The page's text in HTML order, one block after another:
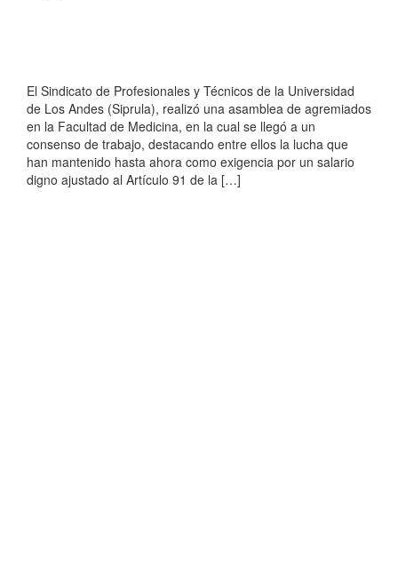
El Sindicato de Profesionales y Técnicos de la Universidad
de Los Andes (Siprula), realizó una asamblea de agremiados
en la Facultad de Medicina, en la cual se llegó a un
consenso de trabajo, destacando entre ellos la lucha que
han mantenido hasta ahora como exigencia por un salario
digno ajustado al Artículo 91 de la […]